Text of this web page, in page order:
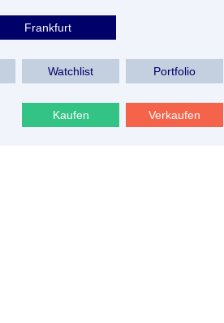
Frankfurt
Watchlist Portfolio
Kaufen Verkaufen